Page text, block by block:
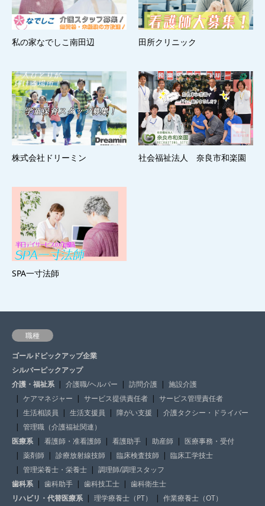
私の家なでしこ南田辺 田所クリニック
株式会社ドリーミン 社会福祉法人 奈良市和楽園
SPA一寸法師
職種
ゴールドピックアップ企業
シルバーピックアップ
介護・福祉系
介護職/ヘルパー 訪問介護
施設介護
ケアマネジャー
サービス提供責任者
サービス管理責任者
生活相談員
生活支援員 障がい支援
介護タクシー・ドライバー
管理職（介護福祉関連）
医療系
看護師・准看護師 看護助手 助産師
医療事務・受付
薬剤師
診療放射線技師 臨床検査技師
臨床工学技士
管理栄養士・栄養士
調理師/調理スタッフ
歯科系
歯科助手 歯科技工士
歯科衛生士
リハビリ・代替医療系
理学療養士（PT）
作業療養士（OT）